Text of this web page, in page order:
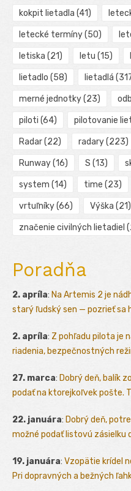
kokpit lietadla (41)
letecké termíny(50)
letiska (21) letu (15)
lietadlo (58) lietadlá
merné jednotky(23)
piloti (64) pilotovanie
Radar(22) radary(223)
Runway(16) S (13)
system (14) time (23)
vrtuľníky(66) Výška (21)
značenie civilných lietadiel
Poradňa
2. apríla: Na Artemis 2 je
starý ľudský sen — pozrieť sa
2. apríla: Z pohľadu pilota je
riadenia, bezpečnostných
27. marca: Dobrý deň, balík
podať na ktorejkoľvek pošte.
22. januára: Dobrý deň,
možné podať listovú zásielku
19. januára: Vzopätie krídel
Pri dopravných a bežných